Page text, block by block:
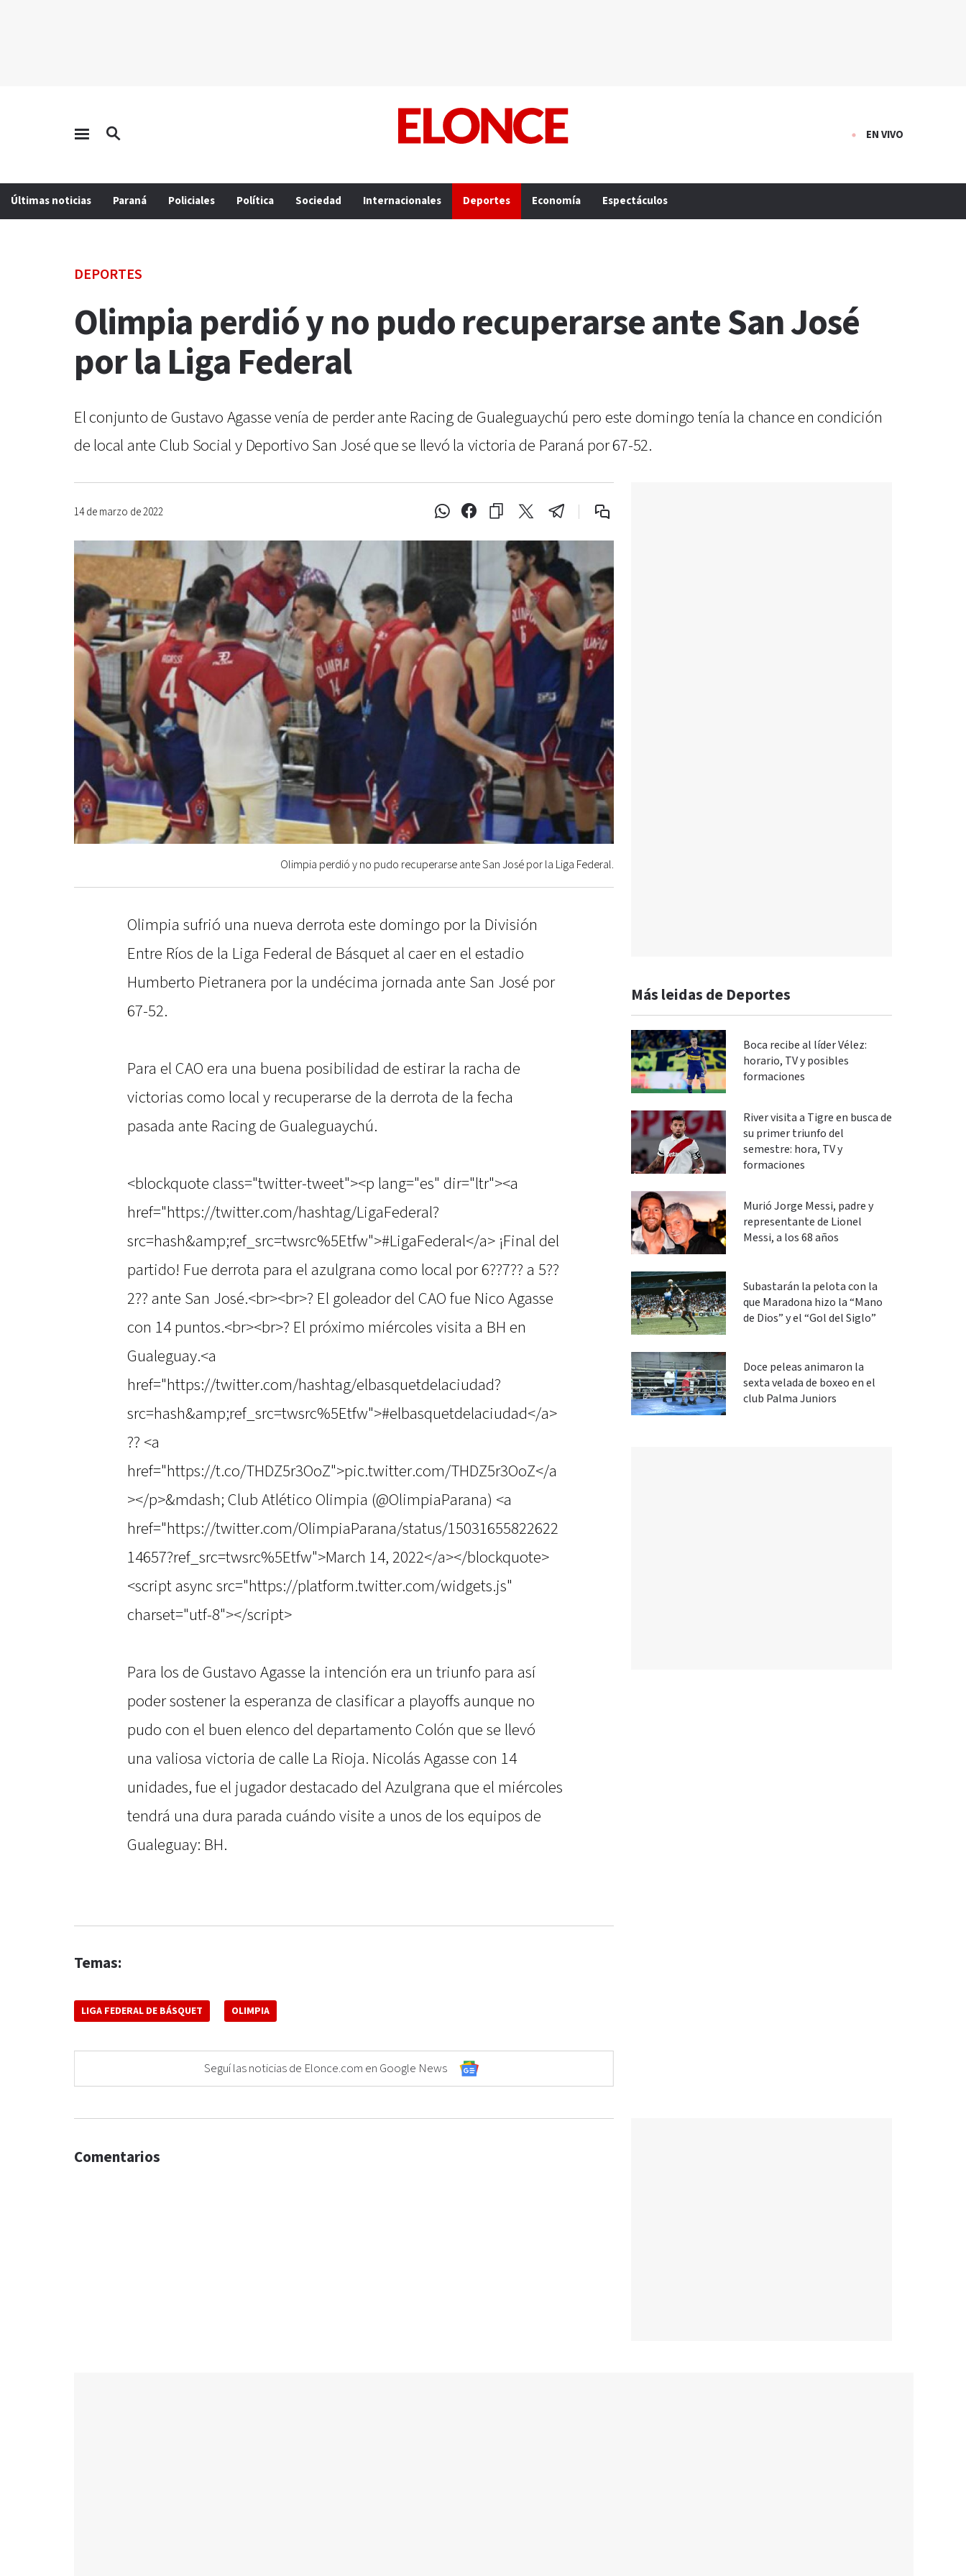
EN VIVO
Últimas noticias Paraná Policiales Política Sociedad Internacionales Deportes Economía Espectáculos
DEPORTES
Olimpia perdió y no pudo recuperarse ante San José
por la Liga Federal
El conjunto de Gustavo Agasse venía de perder ante Racing de Gualeguaychú pero este domingo tenía la chance en condición
de local ante Club Social y Deportivo San José que se llevó la victoria de Paraná por 67-52.
14 de marzo de 2022
Olimpia perdió y no pudo recuperarse ante San José por la Liga Federal.
Olimpia sufrió una nueva derrota este domingo por la División
Entre Ríos de la Liga Federal de Básquet al caer en el estadio
Humberto Pietranera por la undécima jornada ante San José por
67-52.
Para el CAO era una buena posibilidad de estirar la racha de
victorias como local y recuperarse de la derrota de la fecha
pasada ante Racing de Gualeguaychú.
<blockquote class="twitter-tweet"><p lang="es" dir="ltr"><a
href="https://twitter.com/hashtag/LigaFederal?
src=hash&amp;ref_src=twsrc%5Etfw">#LigaFederal</a> ¡Final del
partido! Fue derrota para el azulgrana como local por 6??7?? a 5??
2?? ante San José.<br><br>? El goleador del CAO fue Nico Agasse
con 14 puntos.<br><br>? El próximo miércoles visita a BH en
Gualeguay.<a
href="https://twitter.com/hashtag/elbasquetdelaciudad?
src=hash&amp;ref_src=twsrc%5Etfw">#elbasquetdelaciudad</a>
?? <a
href="https://t.co/THDZ5r3OoZ">pic.twitter.com/THDZ5r3OoZ</a
></p>&mdash; Club Atlético Olimpia (@OlimpiaParana) <a
href="https://twitter.com/OlimpiaParana/status/15031655822622
14657?ref_src=twsrc%5Etfw">March 14, 2022</a></blockquote>
<script async src="https://platform.twitter.com/widgets.js"
charset="utf-8"></script>
Para los de Gustavo Agasse la intención era un triunfo para así
poder sostener la esperanza de clasificar a playoffs aunque no
pudo con el buen elenco del departamento Colón que se llevó
una valiosa victoria de calle La Rioja. Nicolás Agasse con 14
unidades, fue el jugador destacado del Azulgrana que el miércoles
tendrá una dura parada cuándo visite a unos de los equipos de
Gualeguay: BH.
Temas:
LIGA FEDERAL DE BÁSQUET OLIMPIA
Seguí las noticias de Elonce.com en Google News
Más leidas de Deportes
Boca recibe al líder Vélez:
horario, TV y posibles
formaciones
River visita a Tigre en busca de
su primer triunfo del
semestre: hora, TV y
formaciones
Murió Jorge Messi, padre y
representante de Lionel
Messi, a los 68 años
Subastarán la pelota con la
que Maradona hizo la “Mano
de Dios” y el “Gol del Siglo”
Doce peleas animaron la
sexta velada de boxeo en el
club Palma Juniors
Comentarios